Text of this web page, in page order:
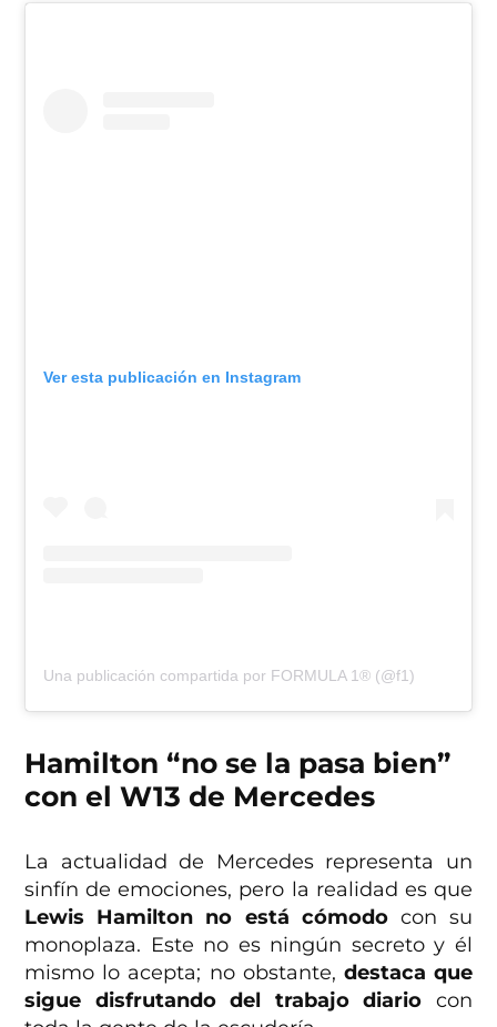
Ver esta publicación en Instagram
Una publicación compartida por FORMULA 1® (@f1)
Hamilton “no se la pasa bien”
con el W13 de Mercedes
La actualidad de Mercedes representa un
sinfín de emociones, pero la realidad es que
Lewis Hamilton no está cómodocon su
monoplaza. Este no es ningún secreto y él
mismo lo acepta; no obstante, destaca que
sigue disfrutando del trabajo diario con